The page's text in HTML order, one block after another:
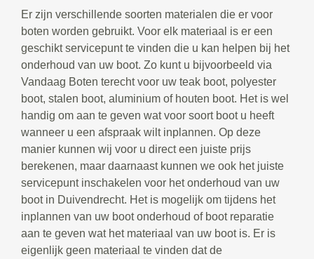
Er zijn verschillende soorten materialen die er voor
boten worden gebruikt. Voor elk materiaal is er een
geschikt servicepunt te vinden die u kan helpen bij het
onderhoud van uw boot. Zo kunt u bijvoorbeeld via
Vandaag Boten terecht voor uw teak boot, polyester
boot, stalen boot, aluminium of houten boot. Het is wel
handig om aan te geven wat voor soort boot u heeft
wanneer u een afspraak wilt inplannen. Op deze
manier kunnen wij voor u direct een juiste prijs
berekenen, maar daarnaast kunnen we ook het juiste
servicepunt inschakelen voor het onderhoud van uw
boot in Duivendrecht. Het is mogelijk om tijdens het
inplannen van uw boot onderhoud of boot reparatie
aan te geven wat het materiaal van uw boot is. Er is
eigenlijk geen materiaal te vinden dat de